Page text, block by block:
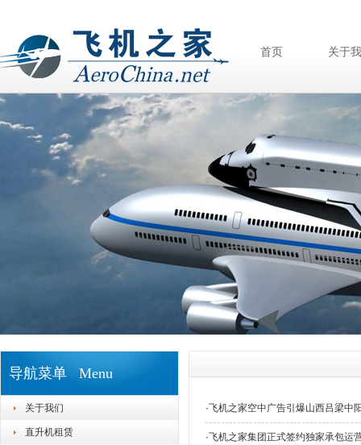
首页 关于
导航菜单 Menu
关于我们
直升机租赁
·飞机之家空中广告引爆山西吕梁中
·飞机之家集团正式签约独家承包运